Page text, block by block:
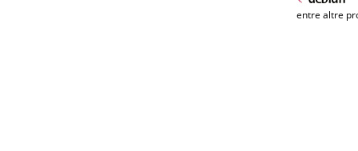
entre altre